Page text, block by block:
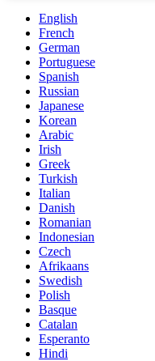
English
French
German
Portuguese
Spanish
Russian
Japanese
Korean
Arabic
Irish
Greek
Turkish
Italian
Danish
Romanian
Indonesian
Czech
Afrikaans
Swedish
Polish
Basque
Catalan
Esperanto
Hindi